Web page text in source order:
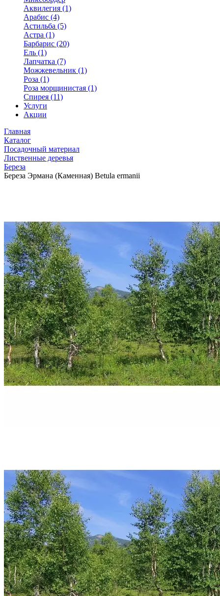
Аквилегия (1)
Арабис (4)
Астильба (5)
Астра (1)
Барбарис (20)
Ель (1)
Лапчатка (7)
Можжевельник (1)
Роза (1)
Роза морщинистая (1)
Спирея (11)
Услуги
Акции
Главная
Каталог
Посадочный материал
Лиственные деревья
Береза
Береза Эрмана (Каменная) Betula ermanii